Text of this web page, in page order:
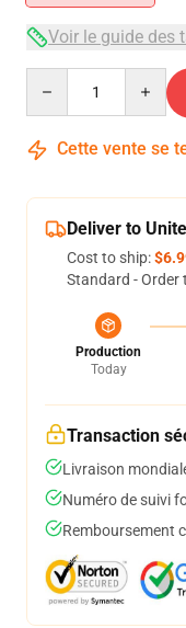
Voir le guide des
Cette vente se
Deliver to
Cost to ship:
Standard - Order
Production
Today
Transaction
Livraison
Numéro de suivi
Remboursement